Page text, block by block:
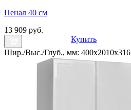
Пенал 40 см
13 909 руб.
Купить
Шир./Выс./Глуб., мм: 400x2010x316